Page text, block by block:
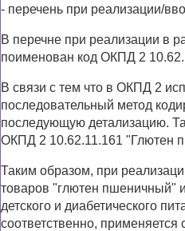
- перечень при реализации/
В перечне при реализации в
поименован код ОКПД 2
В связи с тем что в ОКПД 2
последовательный метод
последующую детализацию.
ОКПД 2 10.62.11.161 "Глютен
Таким образом, при
товаров "глютен пшеничный"
детского и диабетического
соответственно,